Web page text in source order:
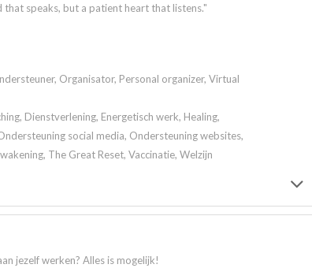
speaks, but a patient heart that listens."
Organisator, Personal organizer, Virtual
Dienstverlening, Energetisch werk, Healing,
social media, Ondersteuning websites,
The Great Reset, Vaccinatie, Welzijn
jezelf werken? Alles is mogelijk!